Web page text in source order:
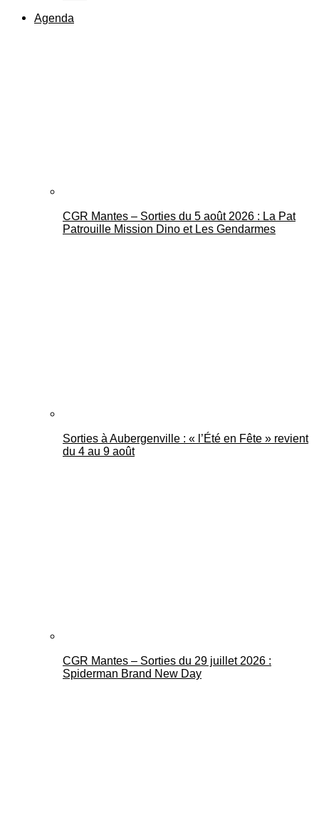
Agenda
CGR Mantes – Sorties du 5 août 2026 : La Pat
Patrouille Mission Dino et Les Gendarmes
Sorties à Aubergenville : « l’Été en Fête » revient
du 4 au 9 août
CGR Mantes – Sorties du 29 juillet 2026 :
Spiderman Brand New Day